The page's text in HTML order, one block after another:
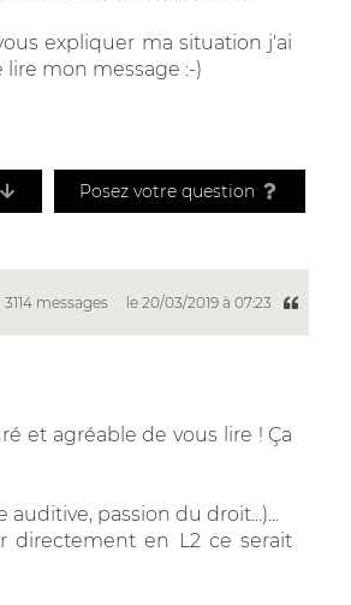
expliquer ma situation j'ai
mon message :-)
Posez votre question
3114 messages le 20/03/2019 à 07:23
et agréable de vous lire ! Ça
passion du droit...)...
directement en L2 ce serait